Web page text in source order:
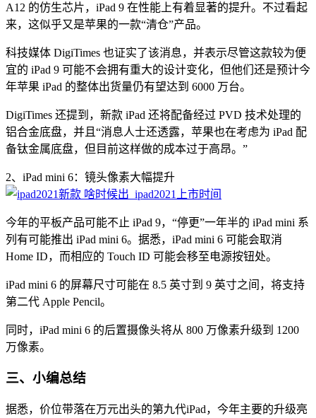
A12 的仿生芯片，iPad 9 在性能上有着显著的提升。不过看起
来，这似乎又是苹果的一款“清仓”产品。
科技媒体 DigiTimes 也证实了该消息，并表示尽管这款较为便
宜的 iPad 9 可能不会拥有重大的设计变化，但他们还是预计今
年苹果 iPad 的整体出货量仍有望达到 6000 万台。
DigiTimes 还提到，新款 iPad 还将配备经过 PVD 技术处理的
铝合金底盘，并且“消息人士还透露，苹果也在考虑为 iPad 配
备钛金属底盘，但目前这样做的成本过于高昂。”
2、iPad mini 6：镜头像素大幅提升
今年的平板产品可能不止 iPad 9，“停更”一年半的 iPad mini 系
列有可能推出 iPad mini 6。据悉，iPad mini 6 可能会取消
Home ID，而相应的 Touch ID 可能会移至电源按钮处。
iPad mini 6 的屏幕尺寸可能在 8.5 英寸到 9 英寸之间，将支持
第二代 Apple Pencil。
同时，iPad mini 6 的后置摄像头将从 800 万像素升级到 1200
万像素。
三、小编总结
据悉，价位带落在万元出头的第九代iPad，今年主要的升级亮